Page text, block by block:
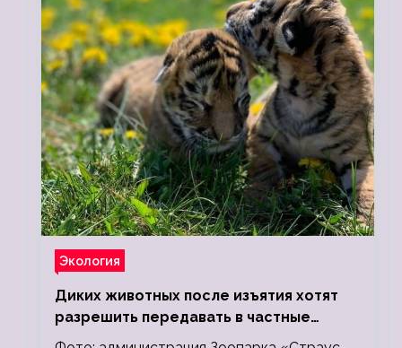
Экология
Диких животных после изъятия хотят
разрешить передавать в частные
зоопарки